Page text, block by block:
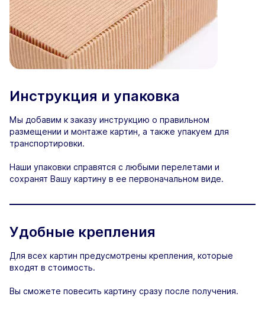
Инструкция и упаковка
Мы добавим к заказу инструкцию о правильном
размещении и монтаже картин, а также упакуем для
транспортировки.
Наши упаковки справятся с любыми перелетами и
сохранят Вашу картину в ее первоначальном виде.
Удобные крепления
Для всех картин предусмотрены крепления, которые
входят в стоимость.
Вы сможете повесить картину сразу после получения.